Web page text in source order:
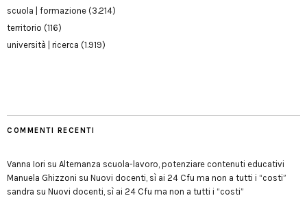
scuola | formazione (3.214)
territorio (116)
università | ricerca (1.919)
COMMENTI RECENTI
Vanna Iori su Alternanza scuola-lavoro, potenziare contenuti educativi
Manuela Ghizzoni su Nuovi docenti, sì ai 24 Cfu ma non a tutti i “costi”
sandra su Nuovi docenti, sì ai 24 Cfu ma non a tutti i “costi”